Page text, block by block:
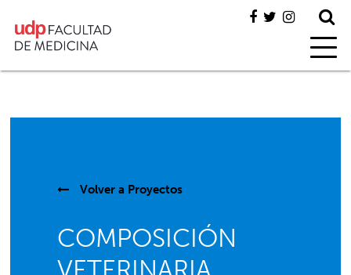
Volver a Proyectos
COMPOSICIÓN